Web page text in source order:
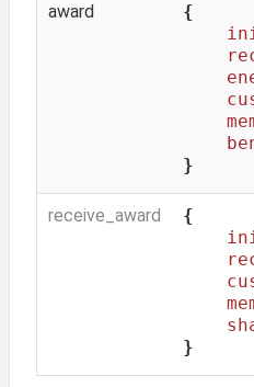
award
{
}
receive_award
{
}